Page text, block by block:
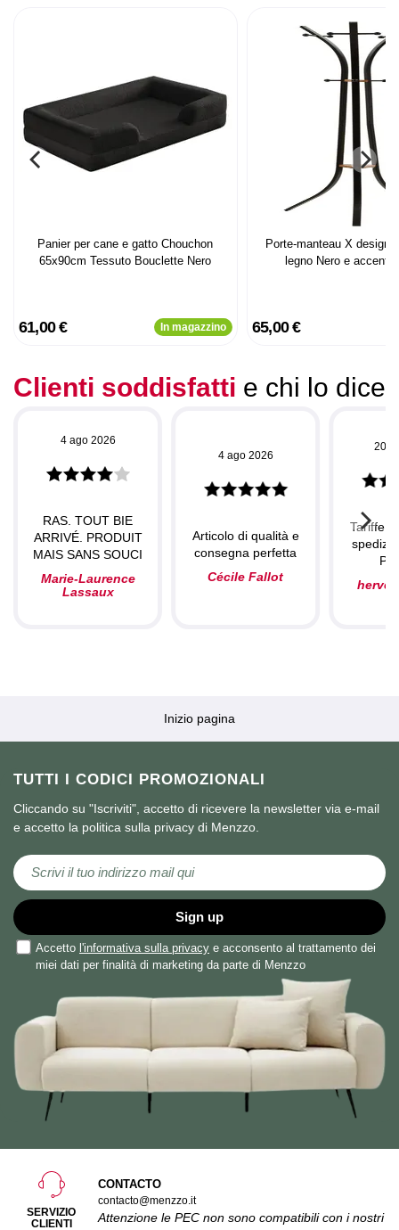
Panier per cane e gatto Chouchon
65x90cm Tessuto Bouclette Nero
61,00 € In magazzino
Porte-manteau X design
legno Nero e accenti
65,00 €
Clienti soddisfatti e chi lo dice
4 ago 2026
RAS. TOUT BIE
ARRIVÉ. PRODUIT
MAIS SANS SOUCI
Marie-Laurence
Lassaux
4 ago 2026
Articolo di qualità e
consegna perfetta
Cécile Fallot
20
Tariffe
herve
Inizio pagina
TUTTI I CODICI PROMOZIONALI
Cliccando su "Iscriviti", accetto di ricevere la newsletter via e-mail
e accetto la politica sulla privacy di Menzzo.
Iscriviti alla nostra Newsletter:
Sign up
Accetto l'informativa sulla privacy e acconsento al trattamento dei
miei dati per finalità di marketing da parte di Menzzo
SERVIZIO
CLIENTI
CONTACTO
contacto@menzzo.it
Attenzione le PEC non sono compatibili con i nostri